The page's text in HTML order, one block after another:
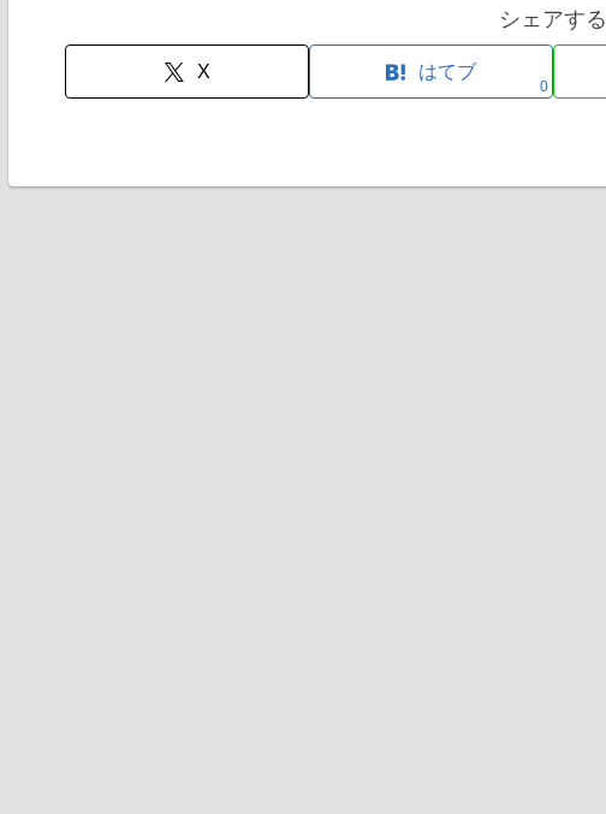
シェアする
X はてブ
0